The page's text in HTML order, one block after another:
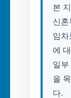
본
신혼
임차
에
일부
을
다.